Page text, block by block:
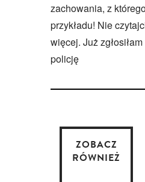
zachowania, z
przykładu! Nie
więcej. Już
policję
ZOBACZ
RÓWNIEŻ